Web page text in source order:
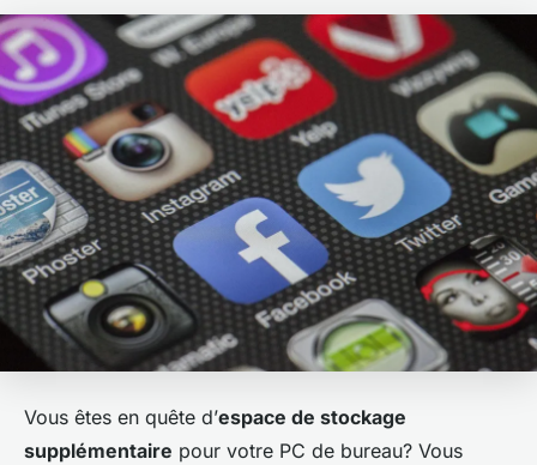
Vous êtes en quête d’espace de stockage
supplémentaire pour votre PC de bureau? Vous